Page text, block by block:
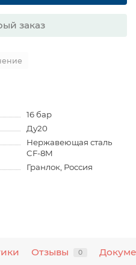
заказ
16 бар
Ду20
Нержавеющая сталь
CF-8M
Гранлок, Россия
Отзывы 0